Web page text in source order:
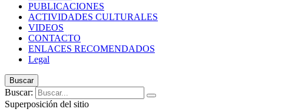
PUBLICACIONES
ACTIVIDADES CULTURALES
VIDEOS
CONTACTO
ENLACES RECOMENDADOS
Legal
Buscar
Buscar:
Superposición del sitio